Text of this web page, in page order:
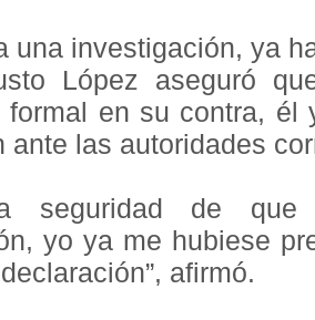
una investigación, ya
López aseguró
formal en su contra, él
ante las autoridades
la seguridad de
yo ya me hubiese
afirmó.